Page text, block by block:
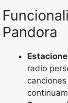
Pandora
radio